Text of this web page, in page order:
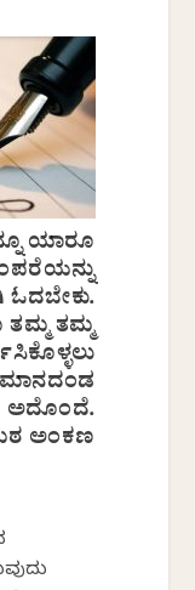
ಯಾರೂ
ಓದಬೇಕು.
ತಮ್ಮ
ಅದೊಂದೆ.
ಅಂಕಣ